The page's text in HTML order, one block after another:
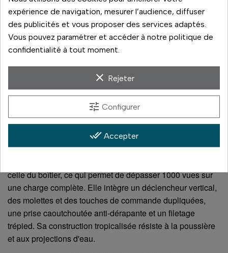
celle du boîtier, ce qui permet de dépasser 1000 vues sur
une charge complète. Elle intègre un déclencheur vertical,
des molettes et des touches de commande dupliquées,
une prise caoutchoutée anti-dérapante et un filetage
trépied. Sa construction tropicalisée résiste à la poussière
et aux projections d'eau.
expérience de navigation, mesurer l’audience, diffuser
des publicités et vous proposer des services adaptés.
Vous pouvez paramétrer et accéder à notre politique de
confidentialité à tout moment.
clear Rejeter
tune Configurer
done_all Accepter